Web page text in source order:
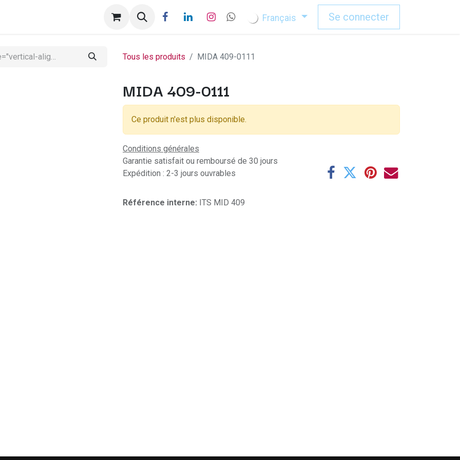
Français Se connecter
Tous les produits MIDA 409-0111
MIDA 409-0111
Ce produit n'est plus disponible.
Conditions générales
Garantie satisfait ou remboursé de 30 jours
Expédition : 2-3 jours ouvrables
Référence interne: ITS MID 409